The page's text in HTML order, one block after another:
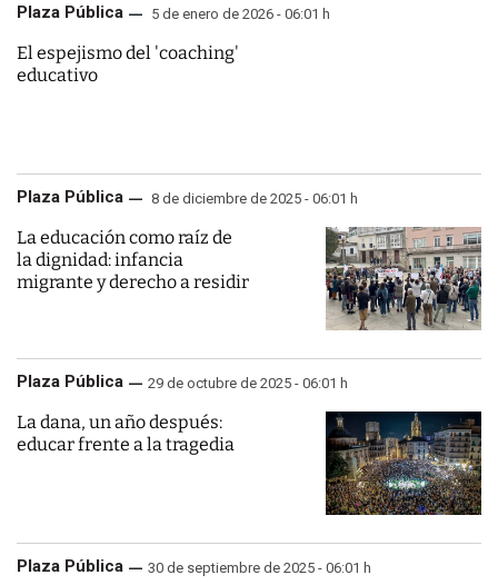
Plaza Pública 5 de enero de 2026 - 06:01 h
El espejismo del 'coaching'
educativo
Plaza Pública 8 de diciembre de 2025 - 06:01 h
La educación como raíz de
la dignidad: infancia
migrante y derecho a residir
Plaza Pública 29 de octubre de 2025 - 06:01 h
La dana, un año después:
educar frente a la tragedia
Plaza Pública 30 de septiembre de 2025 - 06:01 h